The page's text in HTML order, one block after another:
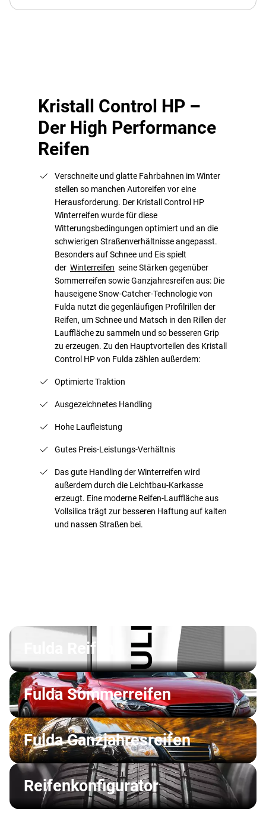
Kristall Control HP –
Der High Performance
Reifen
Verschneite und glatte Fahrbahnen im Winter
stellen so manchen Autoreifen vor eine
Herausforderung. Der Kristall Control HP
Winterreifen wurde für diese
Witterungsbedingungen optimiert und an die
schwierigen Straßenverhältnisse angepasst.
Besonders auf Schnee und Eis spielt
der Winterreifen seine Stärken gegenüber
Sommerreifen sowie Ganzjahresreifen aus: Die
hauseigene Snow-Catcher-Technologie von
Fulda nutzt die gegenläufigen Profilrillen der
Reifen, um Schnee und Matsch in den Rillen der
Lauffläche zu sammeln und so besseren Grip
zu erzeugen. Zu den Hauptvorteilen des Kristall
Control HP von Fulda zählen außerdem:
Optimierte Traktion
Ausgezeichnetes Handling
Hohe Laufleistung
Gutes Preis-Leistungs-Verhältnis
Das gute Handling der Winterreifen wird
außerdem durch die Leichtbau-Karkasse
erzeugt. Eine moderne Reifen-Lauffläche aus
Vollsilica trägt zur besseren Haftung auf kalten
und nassen Straßen bei.
Fulda Reifen
Fulda Sommerreifen
Fulda Ganzjahresreifen
Reifenkonfigurator